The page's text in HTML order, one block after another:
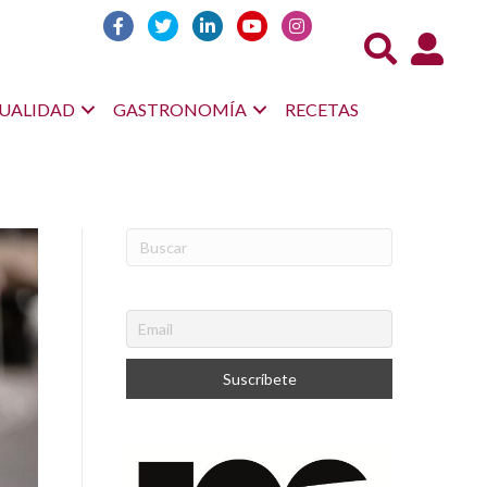
Acceso
GASTRONOMÍA RECETAS